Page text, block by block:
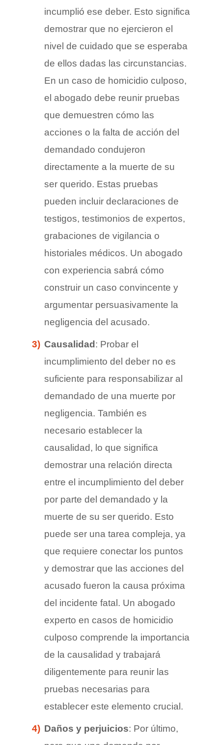
incumplió ese deber. Esto significa
demostrar que no ejercieron el
nivel de cuidado que se esperaba
de ellos dadas las circunstancias.
En un caso de homicidio culposo,
el abogado debe reunir pruebas
que demuestren cómo las
acciones o la falta de acción del
demandado condujeron
directamente a la muerte de su
ser querido. Estas pruebas
pueden incluir declaraciones de
testigos, testimonios de expertos,
grabaciones de vigilancia o
historiales médicos. Un abogado
con experiencia sabrá cómo
construir un caso convincente y
argumentar persuasivamente la
negligencia del acusado.
Causalidad : Probar el
incumplimiento del deber no es
suficiente para responsabilizar al
demandado de una muerte por
negligencia. También es
necesario establecer la
causalidad, lo que significa
demostrar una relación directa
entre el incumplimiento del deber
por parte del demandado y la
muerte de su ser querido. Esto
puede ser una tarea compleja, ya
que requiere conectar los puntos
y demostrar que las acciones del
acusado fueron la causa próxima
del incidente fatal. Un abogado
experto en casos de homicidio
culposo comprende la importancia
de la causalidad y trabajará
diligentemente para reunir las
pruebas necesarias para
establecer este elemento crucial.
Daños y perjuicios: Por último,